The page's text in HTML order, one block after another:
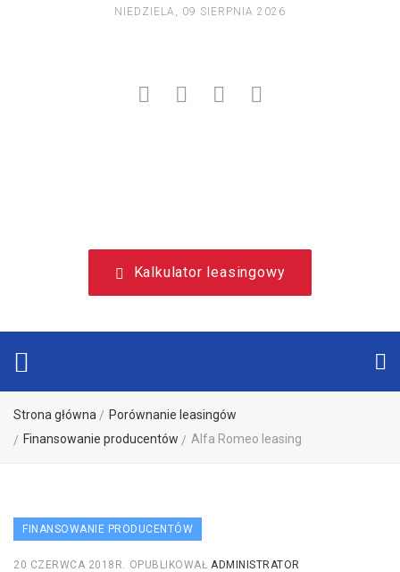
NIEDZIELA, 09 SIERPNIA 2026
Kalkulator leasingowy
Strona główna
Porównanie leasingów
Finansowanie producentów
Alfa Romeo leasing
FINANSOWANIE PRODUCENTÓW
20 CZERWCA 2018R. OPUBLIKOWAŁ ADMINISTRATOR